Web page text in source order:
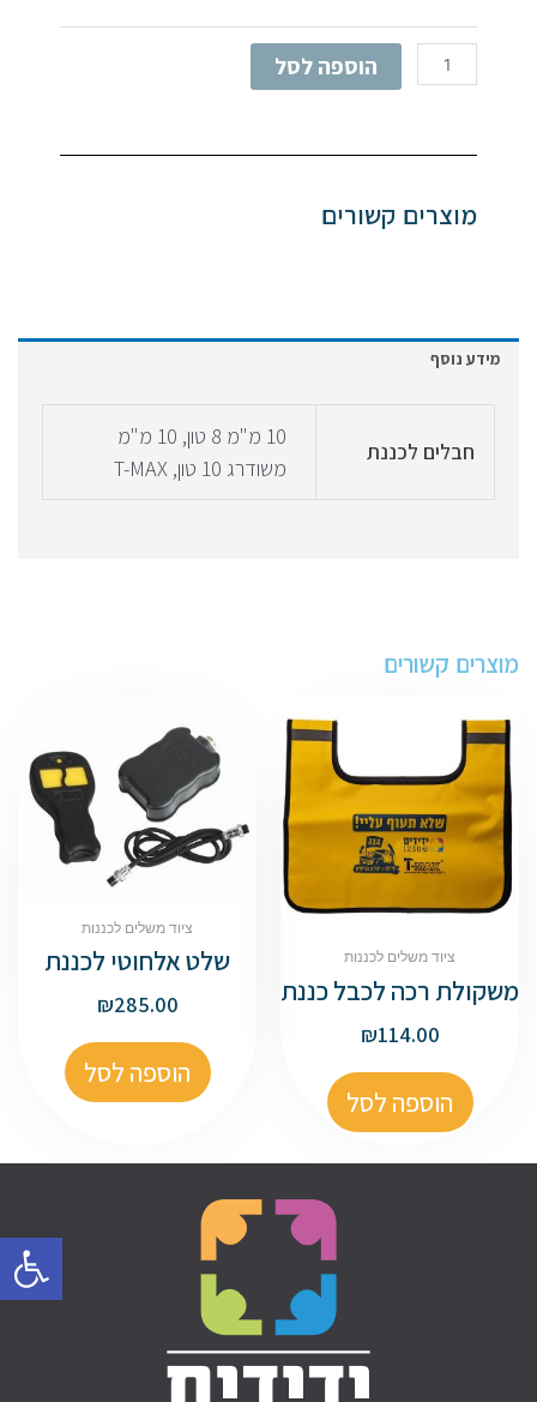
פתח
הוספה לסל
מוצרים קשורים
מידע נוסף
חבלים לכננת
10 מ"מ 8 טון, 10 מ"מ
משודרג 10 טון, T-MAX
מוצרים קשורים
ציוד משלים לכננות
משקולת רכה לכבל כננת
₪114.00
הוספה לסל
ציוד משלים לכננות
שלט אלחוטי לכננת
₪285.00
הוספה לסל